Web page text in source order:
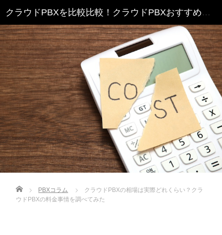
クラウドPBXを比較比較！クラウドPBXおすすめランキング
Home PBXコラム
クラウドPBXの相場は実際どれくらい？クラ
ウドPBXの料金事情を調べてみた